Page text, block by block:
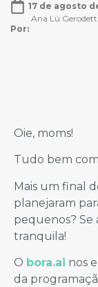
17 de agosto
Por:
Ana Lú Gerodetti
Oie, moms!
Tudo bem
Mais um final
planejaram
pequenos? Se
tranquila!
O bora.ai nos
da